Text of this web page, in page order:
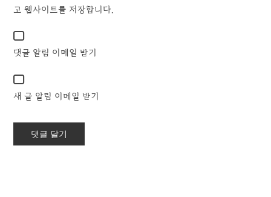
고 웹사이트를 저장합니다.
댓글 알림 이메일 받기
새 글 알림 이메일 받기